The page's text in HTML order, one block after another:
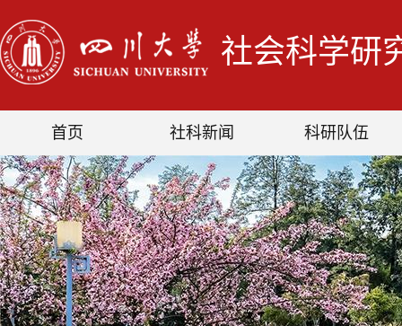
社会科学研
首页 社科新闻 科研队伍